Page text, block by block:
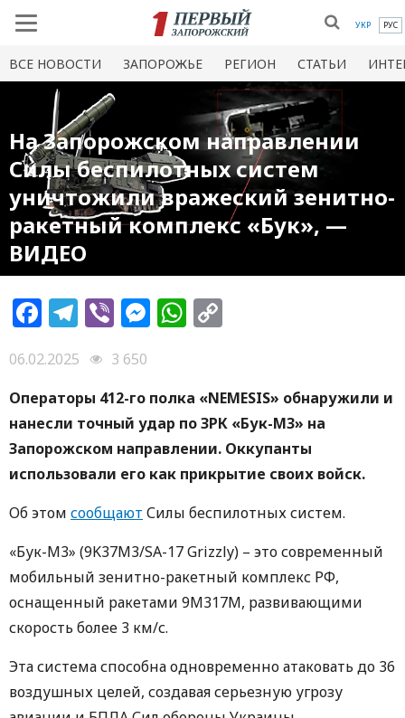
УКР РУС
ВСЕ НОВОСТИ ЗАПОРОЖЬЕ РЕГИОН СТАТЬИ
На Запорожском направлении
Силы беспилотных систем
уничтожили вражеский зенитно-
ракетный комплекс «Бук», —
ВИДЕО
Facebook
Telegram
ViberMessenger
WhatsApp
06.02.2025
3 650
Операторы 412-го полка «NEMESIS» обнаружили и
нанесли точный удар по ЗРК «Бук-М3» на
Запорожском направлении. Оккупанты
использовали его как прикрытие своих войск.
Об этом сообщают Силы беспилотных систем.
«Бук-М3» (9K37M3/SA-17 Grizzly) – это современный
мобильный зенитно-ракетный комплекс РФ,
оснащенный ракетами 9М317М, развивающими
скорость более 3 км/с.
Эта система способна одновременно атаковать до 36
воздушных целей, создавая серьезную угрозу